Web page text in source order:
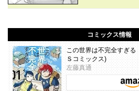
コミックス情報
この世界は不完全すぎる
Ｓコミックス)
左藤真通